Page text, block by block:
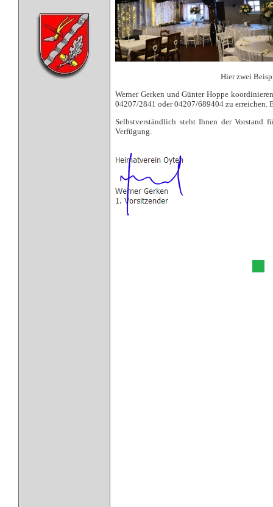
Hier zwei
Werner Gerken und Günter Hoppe
04207/2841 oder 04207/689404 zu erreichen.
Selbstverständlich steht Ihnen der Vorstand
Verfügung.